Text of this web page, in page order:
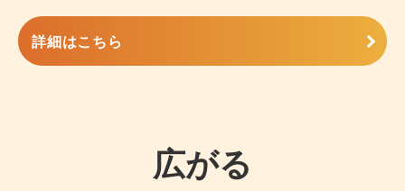
詳細はこちら
広がる